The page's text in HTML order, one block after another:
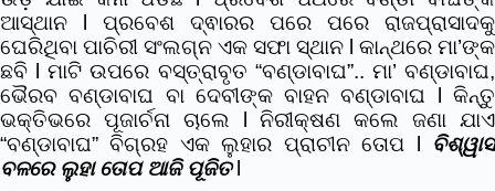
ଆସ୍ଥାନ l ପ୍ରବେଶ ଦ୍ଵାରର ପରେ ପରେ ରାଜପ୍ରାସାଦକୁ
ଘେରିଥିବା ପାଚିରୀ ସଂଲଗ୍ନ ଏକ ସଫା ସ୍ଥାନ l କାନ୍ଥରେ ମା’ଙ୍କ
ଛବି l ମାଟି ଉପରେ ବସ୍ତ୍ରାବୃତ “ବଣ୍ଡାବାଘ”.. ମା’ ବଣ୍ଡାବାଘ,
ଭୈରବ ବଣ୍ଡାବାଘ ବା ଦେବୀଙ୍କ ବାହନ ବଣ୍ଡାବାଘ l କିନ୍ତୁ
ଭକ୍ତିଭରେ ପୂଜାର୍ଚନା ଚାଲେ l ନିରୀକ୍ଷଣ କଲେ ଜଣା ଯାଏ
“ବଣ୍ଡାବାଘ” ବିଗ୍ରହ ଏକ ଲୁହାର ପ୍ରାଚୀନ ତୋପ l ବିଶ୍ୱାସ
ବଳରେ ଲୁହା ତୋପ ଆଜି ପୂଜିତl